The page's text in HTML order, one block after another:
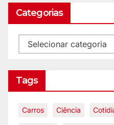
Categorias
Tags
Carros Ciência